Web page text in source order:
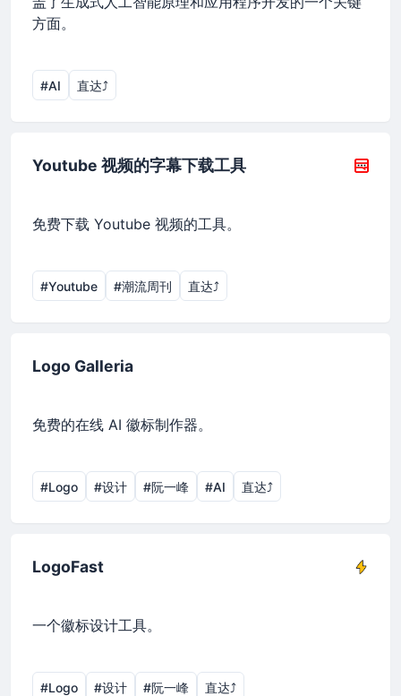
方面。
#AI 直达⤴︎
Youtube 视频的字幕下载工具
免费下载 Youtube 视频的工具。
#Youtube #潮流周刊 直达⤴︎
Logo Galleria
免费的在线 AI 徽标制作器。
#Logo #设计 #阮一峰 #AI 直达⤴︎
LogoFast
一个徽标设计工具。
#Logo #设计 #阮一峰 直达⤴︎